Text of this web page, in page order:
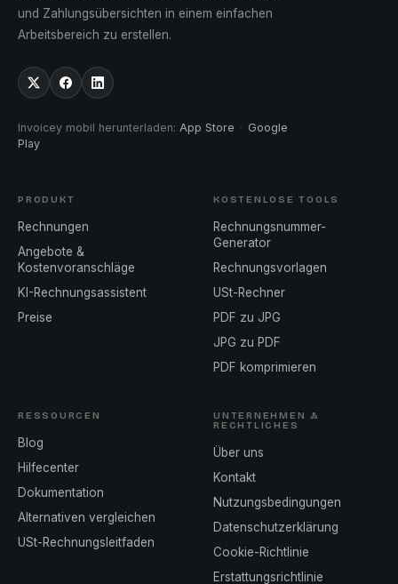
und Zahlungsübersichten in einem einfachen
Arbeitsbereich zu erstellen.
Invoicey mobil herunterladen: App Store · Google
Play
PRODUKT
Rechnungen
Angebote &
Kostenvoranschläge
KI-Rechnungsassistent
Preise
KOSTENLOSE TOOLS
Rechnungsnummer-
Generator
Rechnungsvorlagen
USt-Rechner
PDF zu JPG
JPG zu PDF
PDF komprimieren
RESSOURCEN
Blog
Hilfecenter
Dokumentation
Alternativen vergleichen
USt-Rechnungsleitfaden
UNTERNEHMEN &
RECHTLICHES
Über uns
Kontakt
Nutzungsbedingungen
Datenschutzerklärung
Cookie-Richtlinie
Erstattungsrichtlinie